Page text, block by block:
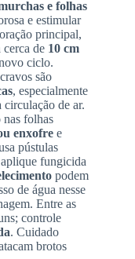
e folhas
e estimular
principal,
cerca de 10 cm
ciclo.
são
, especialmente
circulação de ar.
nas folhas
enxofre e
pústulas
fungicida
podem
de água nesse
Entre as
controle
. Cuidado
brotos